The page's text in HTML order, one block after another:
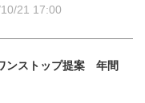
21 17:00
ンストップ提案 年間